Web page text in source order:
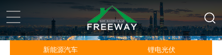
首页 > 案例展示 >
新能源汽车
锂电光伏